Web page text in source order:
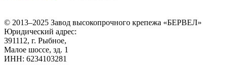
© 2013–2025 Завод высокопрочного крепежа «БЕРВЕЛ»
Юридический адрес:
391112, г. Рыбное,
Малое шоссе, зд. 1
ИНН: 6234103281